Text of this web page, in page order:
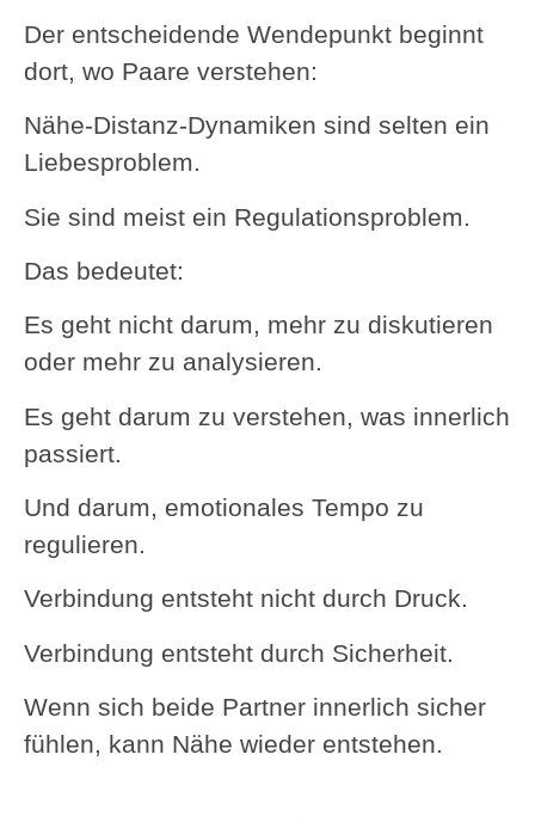
Der entscheidende Wendepunkt beginnt
dort, wo Paare verstehen:
Nähe-Distanz-Dynamiken sind selten ein
Liebesproblem.
Sie sind meist ein Regulationsproblem.
Das bedeutet:
Es geht nicht darum, mehr zu diskutieren
oder mehr zu analysieren.
Es geht darum zu verstehen, was innerlich
passiert.
Und darum, emotionales Tempo zu
regulieren.
Verbindung entsteht nicht durch Druck.
Verbindung entsteht durch Sicherheit.
Wenn sich beide Partner innerlich sicher
fühlen, kann Nähe wieder entstehen.